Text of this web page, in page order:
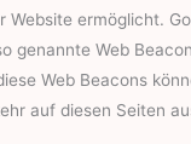
Website ermöglicht.
genannte Web
Web Beacons
auf diesen Seiten